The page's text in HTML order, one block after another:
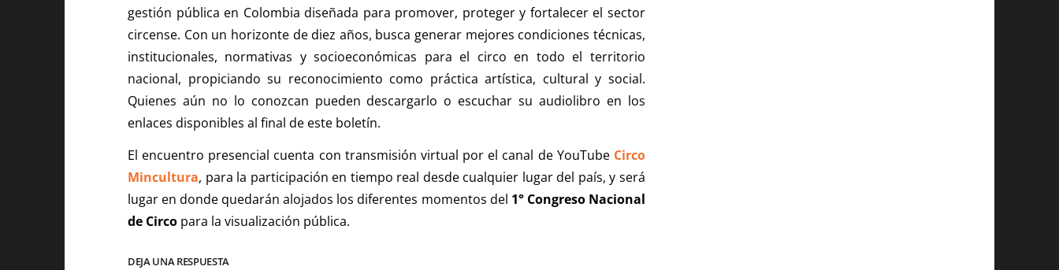
gestión pública en Colombia diseñada para promover, proteger y fortalecer el sector
circense. Con un horizonte de diez años, busca generar mejores condiciones técnicas,
institucionales, normativas y socioeconómicas para el circo en todo el territorio
nacional, propiciando su reconocimiento como práctica artística, cultural y social.
Quienes aún no lo conozcan pueden descargarlo o escuchar su audiolibro en los
enlaces disponibles al final de este boletín.
El encuentro presencial cuenta con transmisión virtual por el canal de YouTube Circo
Mincultura, para la participación en tiempo real desde cualquier lugar del país, y será
lugar en donde quedarán alojados los diferentes momentos del 1° Congreso Nacional
de Circo para la visualización pública.
DEJA UNA RESPUESTA